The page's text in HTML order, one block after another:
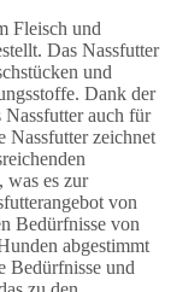
Fleisch und
Das Nassfutter
und
Dank der
auch für
Nassfutter zeichnet
was es zur
von
Bedürfnisse von
abgestimmt
Bedürfnisse und